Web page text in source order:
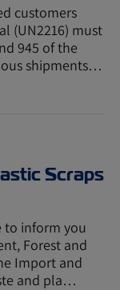
customers
(UN2216) must
945 of the
shipments…
Scraps
to inform you
Forest and
Import and
and pla…